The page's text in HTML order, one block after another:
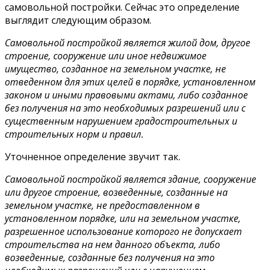
самовольной постройки. Сейчас это определение
выглядит следующим образом.
Самовольной постройкой является жилой дом, другое
строение, сооружение или иное недвижимое
имущество, созданное на земельном участке, не
отведенном для этих целей в порядке, установленном
законом и иными правовыми актами, либо созданное
без получения на это необходимых разрешений или с
существенным нарушением градостроительных и
строительных норм и правил.
Уточненное определение звучит так.
Самовольной постройкой является здание, сооружение
или другое строение, возведенные, созданные на
земельном участке, не предоставленном в
установленном порядке, или на земельном участке,
разрешенное использование которого не допускает
строительства на нем данного объекта, либо
возведенные, созданные без получения на это